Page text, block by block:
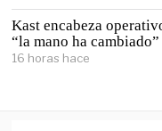
Kast encabeza
“la mano ha
16 horas hace